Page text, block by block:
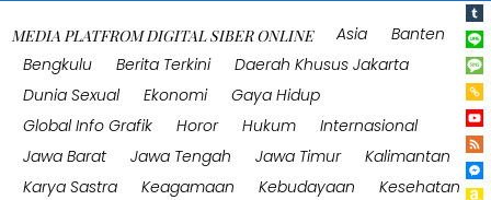
MEDIA PLATFROM DIGITAL SIBER ONLINE Asia
Banten
Bengkulu
Berita Terkini
Daerah Khusus Jakarta
Dunia Sexual
Ekonomi
Gaya Hidup
Global Info Grafik
Horor Hukum
Internasional
Jawa Barat
Jawa Tengah Jawa Timur
Kalimantan
Karya Sastra
Keagamaan Kebudayaan
Kesehatan